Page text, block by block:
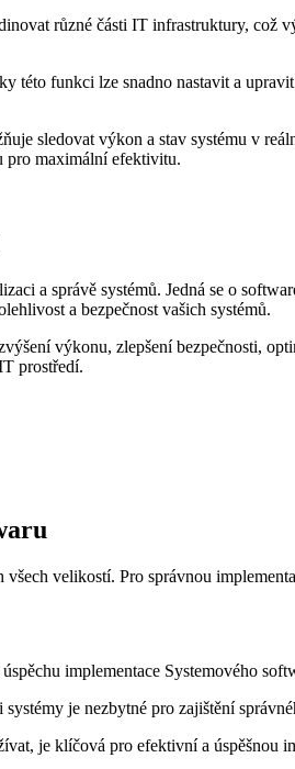
různé části IT infrastruktury, což
funkci lze snadno nastavit a
sledovat výkon a stav systému v
pro maximální efektivitu.
a správě systémů. Jedná se o
a bezpečnost vašich systémů.
výkonu, zlepšení bezpečnosti,
prostředí.
velikostí. Pro správnou
implementace Systemového
je nezbytné pro zajištění
je klíčová pro efektivní a úspěšnou